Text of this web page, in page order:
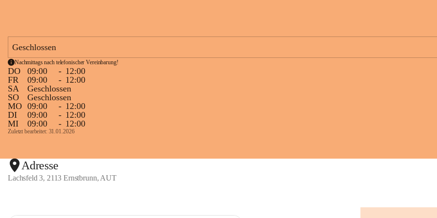
Geschlossen
Nachmittags nach telefonischer Vereinbarung!
DO 09:00 - 12:00
FR
09:00 - 12:00
SA
Geschlossen
SO
Geschlossen
MO 09:00 - 12:00
DI
09:00 - 12:00
MI
09:00 - 12:00
Zuletzt bearbeitet: 31.01.2026
Adresse
Lachsfeld 3, 2113 Ernstbrunn, AUT